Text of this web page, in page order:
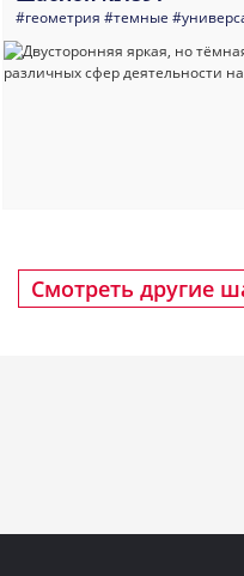
#абстракция #светлые
#геометрия #темные
Смотреть другие